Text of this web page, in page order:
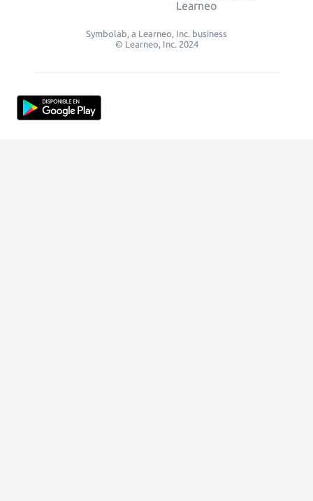
Learneo
Symbolab, a Learneo, Inc. business
© Learneo, Inc. 2024